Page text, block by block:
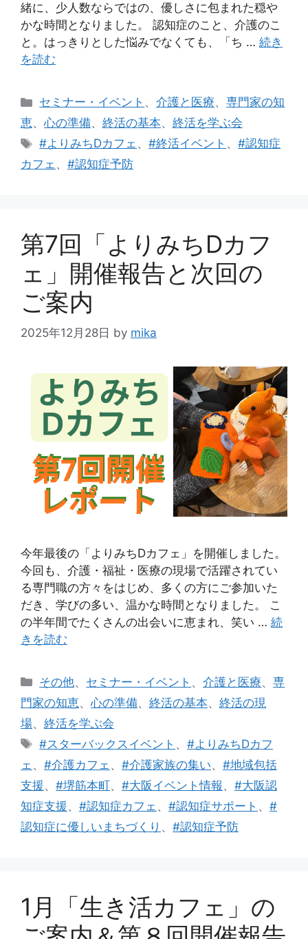
緒に、少人数ならではの、優しさに包まれた穏や
かな時間となりました。 認知症のこと、介護のこ
と。はっきりとした悩みでなくても、「ち … 続き
を読む
カ
テ
リ
ー
セミナー・イベント 、介護と医療、専門家の知
恵、心の準備、 終活の基本、 終活を学ぶ会
タ
グ
#よりみちDカフェ 、#終活イベント 、#認知症
カフェ 、 #認知症予防
第7回「よりみちDカフ
ェ」開催報告と次回の
ご案内
2025年12月28日 by mika
今年最後の「よりみちDカフェ」を開催しました。
今回も、介護・福祉・医療の現場で活躍されてい
る専門職の方々をはじめ、多くの方にご参加いた
だき、学びの多い、温かな時間となりました。 こ
の半年間でたくさんの出会いに恵まれ、笑い … 続
きを読む
カ
テ
リ
ー
その他、 セミナー・イベント 、介護と医療、専
門家の知恵、心の準備、 終活の基本、 終活の現
場、 終活を学ぶ会
タ
グ
#スターバックスイベント 、#よりみちDカフ
ェ 、 #介護カフェ 、 #介護家族の集い、 #地域包括
支援、 #堺筋本町、 #大阪イベント情報 、 #大阪認
知症支援、 #認知症カフェ 、 #認知症サポート 、 #
認知症に優しいまちづくり 、 #認知症予防
1月「生き活カフェ」の